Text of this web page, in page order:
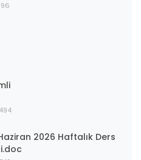
2026 Haftalık Ders